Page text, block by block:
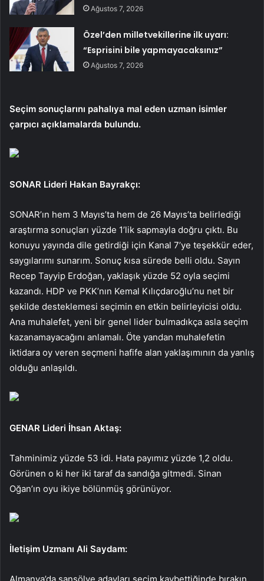
Ağustos 7, 2026
Özel’den milletvekillerine ilk uyarı:
“Esprisini bile yapmayacaksınız”
Ağustos 7, 2026
Seçim sonuçlarını pahalıya mal eden uzman isimler
çarpıcı açıklamalarda bulundu.
SONAR Lideri Hakan Bayrakçı:
SONAR’ın hem 3 Mayıs’ta hem de 26 Mayıs’ta belirlediği
araştırma sonuçları yüzde 1’lik sapmayla doğru çıktı. Bu
konuyu yayında dile getirdiği için Kanal 7’ye teşekkür eder,
saygılarımı sunarım. Sonuç kısa sürede belli oldu. Sayın
Recep Tayyip Erdoğan, yaklaşık yüzde 52 oyla seçimi
kazandı. HDP ve PKK’nın Kemal Kılıçdaroğlu’nu net bir
şekilde desteklemesi seçimin en etkin belirleyicisi oldu.
Ana muhalefet, yeni bir genel lider bulmadıkça asla seçim
kazanamayacağını anlamalı. Öte yandan muhalefetin
iktidara oy veren seçmeni hafife alan yaklaşımının da yanlış
olduğu anlaşıldı.
GENAR Lideri İhsan Aktaş:
Tahminimiz yüzde 53 idi. Hata payımız yüzde 1,2 oldu.
Görünen o ki her iki taraf da sandığa gitmedi. Sinan
Oğan’ın oyu ikiye bölünmüş görünüyor.
İletişim Uzmanı Ali Saydam:
Almanya’da şansölye adayları seçim kaybettiğinde bırakın